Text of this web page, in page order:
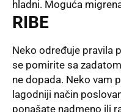
hladni. Moguća
RIBE
Neko određuje pravila
se pomirite sa
ne dopada. Neko vam
lagodniji način
ponašate nadmeno ili